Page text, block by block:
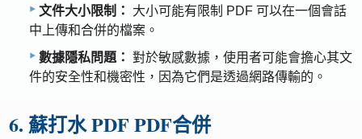
文件大小限制：
大小可能有限制 PDF 可以在一個會話
中上傳和合併的檔案。
數據隱私問題： 對於敏感數據，使用者可能會擔心其文
件的安全性和機密性，因為它們是透過網路傳輸的。
6. 蘇打水 PDF PDF合併